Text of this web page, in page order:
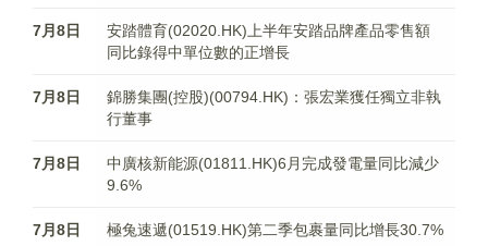
7月8日
安踏體育(02020.HK)上半年安踏品牌產品零售額
同比錄得中單位數的正增長
7月8日
錦勝集團(控股)(00794.HK)：張宏業獲任獨立非執
行董事
7月8日
中廣核新能源(01811.HK)6月完成發電量同比減少
9.6%
7月8日 極兔速遞(01519.HK)第二季包裹量同比增長30.7%